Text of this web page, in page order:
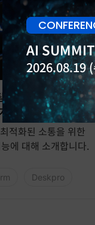
의 효율성을 극대화
능
적화된 소통을 위한
에 대해 소개합니다.
Deskpro
AI
2026.08.19